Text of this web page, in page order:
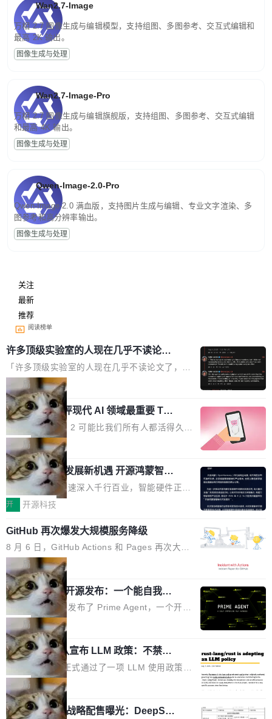
Wan2.7-Image
万相 2.7 图像生成与编辑模型，支持组图、多图参考、交互式编辑和
最高 2K 输出。
图像生成与处理
Wan2.7-Image-Pro
万相 2.7 图像生成与编辑旗舰版，支持组图、多图参考、交互式编辑
和最高 4K 输出。
图像生成与处理
Qwen-Image-2.0-Pro
Qwen-Image-2.0 满血版，支持图片生成与编辑、专业文字渲染、多
图参考和高分辨率输出。
图像生成与处理
关注
最新
推荐
阅读榜单
许多顶级实验室的人现在几乎不读论文
了
「许多顶级实验室的人现在几乎不读论文了，而
且他们认为 ICLR/ICML/NeurIPS 充斥着大量过
度宣传和欺诈。」 OpenAI 研究员 Keller Jorda
n 这条推文引发了广泛讨论。他不是在说风凉
话，他是说出了一个圈内人尽皆知但很少公开捅
破的事实。 Jordan 随后补充了一句软化声明：
「我不认为这些会议上大部分论文都在过度宣传
或造假。问题是，作为读者，如果你筛选出那些
看起来最令人兴奋的论文，那它们大部分都是过
度宣传的。」 这才是真正的痛点。不是所有论文
都有问题，是最吸引眼球的那批论文最有问题。
他引用的帖子来自 Mathew Shen，一位 ICLR 2
026 的读者：「看了篇 ...
局
xAI 前工程师评现代 AI 领域最重要 Top
3 开源项目
Flash Attention 2 可能比我们所有人都活得久。
这句话不是来自某个技术博客，而是出自 Hieu
Pham 的一条推文。Hieu Pham 是谁？他是 xAI
的早期工程师之一，在 Grok 训练基础设施团队
工作过。近日他在 X 上发了一条帖子，列出了他
认为现代 AI 领域最重要的三个开源项目。 第一
个名字毫无悬念：Flash Attention 2。 Hieu 的
理由很具体。FA 系列不需要解释，但 FA2 是他
认为最重要的一个——复杂度恰到好处，刚好能
驱动你去学 CuTe，但还没被那些"邪恶的" Hopp
er++ 优化所淹没，足够容易修改和适配。 更关
键的是 FA2 的持久性...
局
共商智能硬件发展新机遇 开源鸿蒙智能
硬件开发者日杭州站即将举行
随着万物智联加速深入千行百业，智能硬件正从
单点设备迈向智能化、网联化、协同化发展。作
鸿蒙通过统一技术底座和分布式能力，为不同类
型智能设备的开发、连接与互联提供关键支撑，
也为产业链企业探索产品创新与商业增长打开新
的空间。 8月14日，开源鸿蒙智能硬件开发者日
（OHDD：OpenHarmony Hardware Develope
r Day）将在杭州启航。活动面向智能硬件产业
链企业和开发者，邀请行业专家与资深技术顾
问，围绕开源鸿蒙技术能力、设备适配、芯片适
配、功耗与稳定性调优、兼容性测评及统一互联
等内容展开系统讲解和实战交流，帮助企业进一
步了解开源鸿蒙在智能...
开 开源科技
GitHub 再次爆发大规模服务降级
8 月 6 日，GitHub Actions 和 Pages 再次大规
模服务降级，Actions 完全不可用超过 5 小时，
webhook 停发，连自托管 runner 也因调度层故
障无法工作。Pages、Copilot code review、C
opilot coding agent 全部受影响。从检测到完全
恢复，大约 12 小时。 这是 2026 年 8 月的第六
起事故，其中四起与 AI/Copilot 服务相关。 Git
Hub 员工 kdaigle 在 HN 讨论中贴出了一组数
据：2025 年全年 10 亿次 commit。现在，每周
2.75 亿次，全年预计 140 亿次。GitHub...
局
Prime Agent 开源发布：一个能自我改
进的编程 Agent，ARC-AGI 3 超越人类
专家基线
Prime Intellect 发布了 Prime Agent，一个开源
的编程 Agent Harness，核心设计围绕两个抽
象：Recursive Language Model（RLM）和 C
ontinual Harness。在 ARC-AGI 3 基准测试
上，Prime Agent + Opus 5 的组合达到了 95.
5% RHAE Best@1，超过了 ARC 报告的人类专
家基线 95.4%。 不是又一个 coding agent 包装
器 Prime Agent 的架构和市面上大多数 coding
局
Rust 项目团队宣布 LLM 政策：不禁
止，但你要承认哪些代码不是你写的
Rust 语言项目正式通过了一项 LLM 使用政策，
覆盖 rust-lang/rust 单一仓库的代码贡献。这不
是项目级别的官方立场，目前由五个团队采纳，
但它可能是主流开源项目中关于 AI 辅助贡献最
局
宇树科技 IPO 战略配售曝光：DeepSe